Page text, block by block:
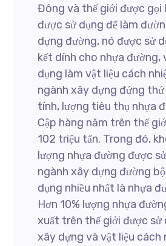
Đông và thế giới được gọi
được sử dụng để làm
dựng đường, nó được sử
kết dính cho nhựa đường,
dụng làm vật liệu cách
ngành xây dựng đứng
tính, lượng tiêu thụ nhựa
Cập hàng năm trên thế
102 triệu tấn. Trong đó,
lượng nhựa đường được
ngành xây dựng đường
dụng nhiều nhất là nhựa
Hơn 10% lượng nhựa
xuất trên thế giới được sử
xây dựng và vật liệu cách